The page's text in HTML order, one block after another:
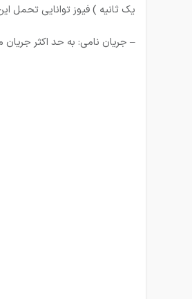
یک ثانیه ) فیوز توانایی تحمل
– جریان نامی: به حد اکثر جریان